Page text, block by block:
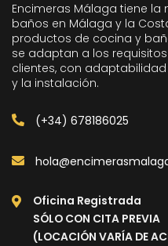
Encimeras Málaga tiene
baños en Málaga y la
productos de cocina y
se adaptan a los
clientes, con
y la instalación.
(+34) 678186025
Oficina Registrada
SÓLO CON CITA PREVIA
(LOCACIÓN VARÍA DE